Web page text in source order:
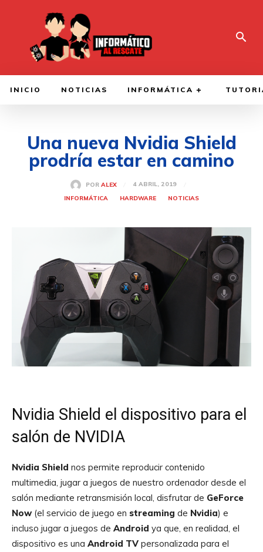
INICIO NOTICIAS INFORMÁTICA
Una nueva Nvidia Shield
prodría estar en camino
POR ALEX
4 ABRIL, 2019
INFORMÁTICA
HARDWARE NOTICIAS
Nvidia Shield el dispositivo para el
salón de NVIDIA
Nvidia Shield nos permite reproducir contenido
multimedia, jugar a juegos de nuestro ordenador desde el
salón mediante retransmisión local, disfrutar de GeForce
Now(el servicio de juego en streaming de Nvidia) e
incluso jugar a juegos de Android ya que, en realidad, el
dispositivo es una Android TV personalizada para el